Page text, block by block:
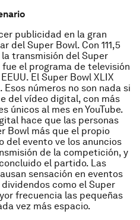
publicidad en la gran
del Super Bowl. Con 111,5
transmisión del Super
fue el programa de televisión
El Super Bowl XLIX
números no son nada si
del vídeo digital, con más
únicos al mes en YouTube.
hace que las personas
Bowl más que el propio
del evento ve los anuncios
de la competición, y
el partido. Las
sensación en eventos
como el Super
frecuencia las pequeñas
vez más espacio.